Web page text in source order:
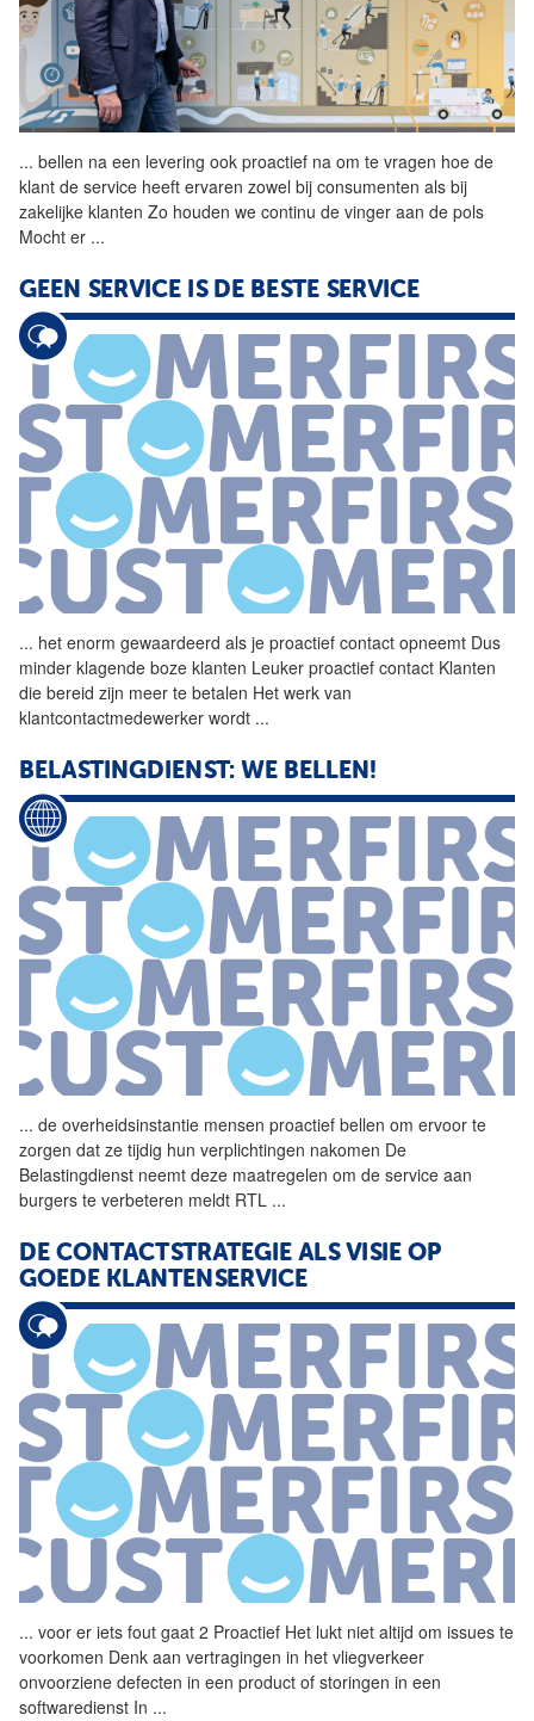
... bellen na een levering ook proactief na om te vragen hoe de
klant de service heeft ervaren zowel bij consumenten als bij
zakelijke klanten Zo houden we continu de vinger aan de pols
Mocht er ...
GEEN SERVICE IS DE BESTE SERVICE
... het enorm gewaardeerd als je proactief contact opneemt Dus
minder klagende boze klanten Leuker proactief contact Klanten
die bereid zijn meer te betalen Het werk van
klantcontactmedewerker wordt ...
BELASTINGDIENST: WE BELLEN!
... de overheidsinstantie mensen proactief bellen om ervoor te
zorgen dat ze tijdig hun verplichtingen nakomen De
Belastingdienst neemt deze maatregelen om de service aan
burgers te verbeteren meldt RTL ...
DE CONTACTSTRATEGIE ALS VISIE OP
GOEDE KLANTENSERVICE
... voor er iets fout gaat 2 Proactief Het lukt niet altijd om issues te
voorkomen Denk aan vertragingen in het vliegverkeer
onvoorziene defecten in een product of storingen in een
softwaredienst In ...